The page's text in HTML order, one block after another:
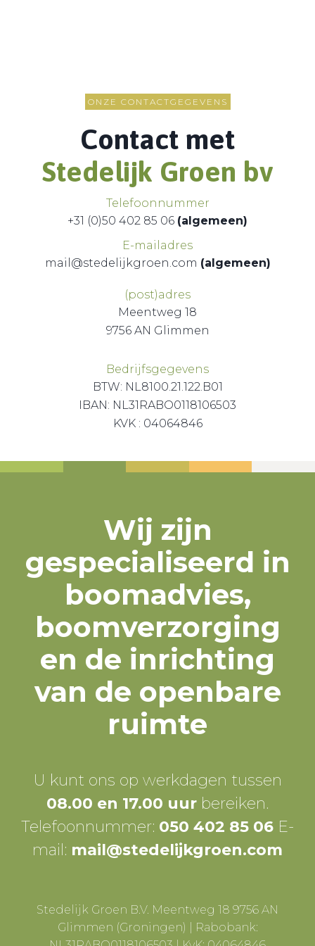
ONZE CONTACTGEGEVENS
Contact met
Stedelijk Groen bv
Telefoonnummer
+31 (0)50 402 85 06 (algemeen)
E-mailadres
mail@stedelijkgroen.com (algemeen)
(post)adres
Meentweg 18
9756 AN Glimmen
Bedrijfsgegevens
BTW: NL8100.21.122.B01
IBAN: NL31RABO0118106503
KVK : 04064846
Wij zijn
gespecialiseerd in
boomadvies,
boomverzorging
en de inrichting
van de openbare
ruimte
U kunt ons op werkdagen tussen
08.00 en 17.00 uur bereiken.
Telefoonnummer: 050 402 85 06 E-
mail: mail@stedelijkgroen.com
Stedelijk Groen B.V. Meentweg 18 9756 AN
Glimmen (Groningen) | Rabobank: